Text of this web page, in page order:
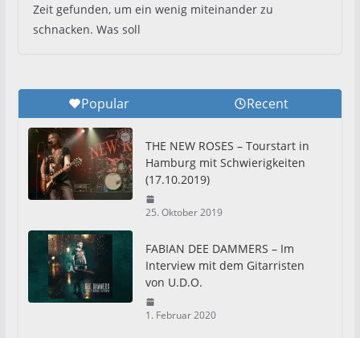
Zeit gefunden, um ein wenig miteinander zu
schnacken. Was soll
Popular Recent
THE NEW ROSES – Tourstart in
Hamburg mit Schwierigkeiten
(17.10.2019)
25. Oktober 2019
FABIAN DEE DAMMERS – Im
Interview mit dem Gitarristen
von U.D.O.
1. Februar 2020